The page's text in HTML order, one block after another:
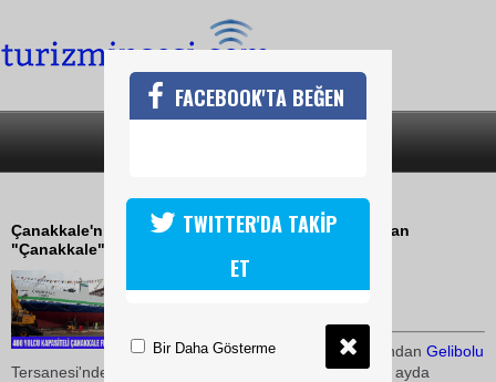
ÇANAKKALE FERİBOTU DENİZE İNDİ
Çanakkale'nin Gelibolu ilçesinde yapımı tamamlanan
"Çanakkale" feribotu denize indirildi
10 Ocak 2010 / 10:53
Aksoy Denizcilik şirketi tarafından Gelibolu
Tersanesi'nde 200 işçinin yapımında çalıştığı feribot, 8 ayda
FACEBOOK'TA BEĞEN
TWITTER'DA TAKİP
ET
Bir Daha Gösterme